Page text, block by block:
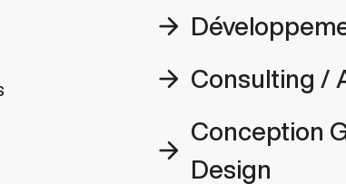
arrow_forward
arrow_forward Consulting /
arrow_forward
Conception
Design